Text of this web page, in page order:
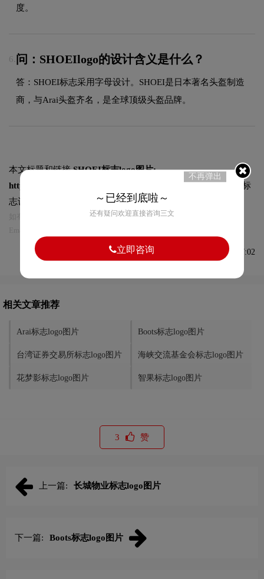
度。
6. 问：SHOEIlogo的设计含义是什么？
答：SHOEI标志采用字母设计。SHOEI是日本著名头盔制造
商，与Arai头盔齐名，是全球顶级头盔品牌。
本文标题和链接SHOEI标志logo图片:
https://logo9.net/works/10520.html
转载时请注明出处为诗宸标
志设计及本链接!
如有内容侵犯您的合法权益，请及时与我们联系
发布于2023-02-19 09:27:02
相关文章推荐
Arai标志logo图片 Boots标志logo图片
台湾证券交易所标志logo图片 海峡交流基金会标志logo图片
花梦影标志logo图片 智果标志logo图片
3 赞
上一篇: 长城物业标志logo图片
下一篇: Boots标志logo图片
不再弹出
～已经到底啦～
还有疑问欢迎直接咨询三文
立即咨询